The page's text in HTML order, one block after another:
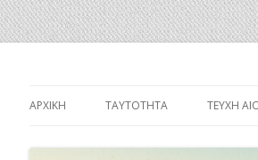
ΑΡΧΙΚΉ ΤΑΥΤΌΤΗΤΑ ΤΕΎΧΗ